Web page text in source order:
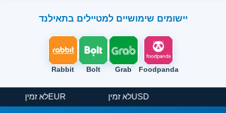
יישומים שימושיים למטיילים בתאילנד
Foodpanda
Grab
Bolt
Rabbit
USDלא זמין EURלא זמין